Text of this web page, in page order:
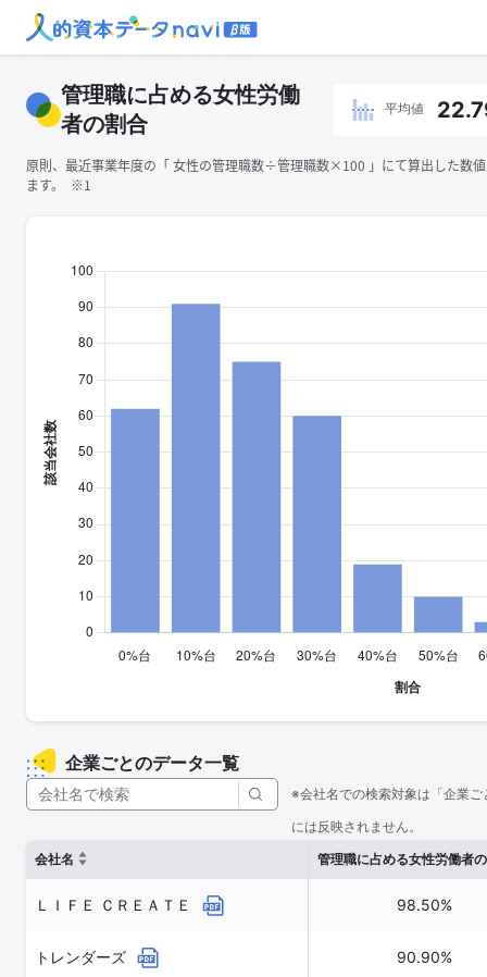
管理職に占める女性労働
者の割合
平均値
原則、最近事業年度の「 ⼥性の管理職数÷管理職数×100 」にて算出した数
ます。 ※1
企業ごとのデータ一覧
※会社名での検索対象は「企業
には反映されません。
会社名
管理職に占める女性労働者
ＬＩＦＥ ＣＲＥＡＴＥ 98.50%
トレンダーズ 90.90%